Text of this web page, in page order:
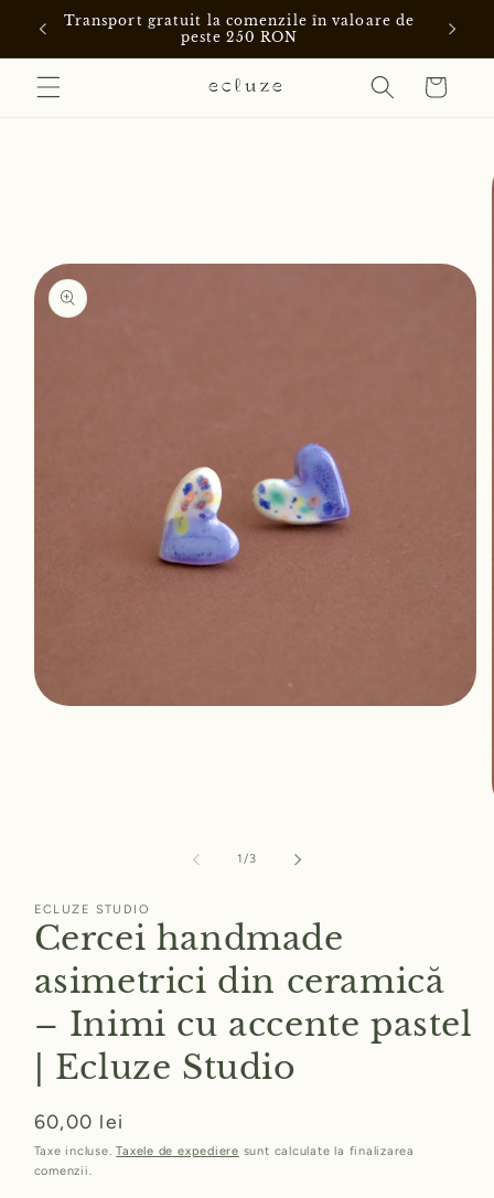
Salt la
conținut
Transport gratuit la comenzile în valoare de
peste 250 RON
Coș
1/din
3
ECLUZE STUDIO
Cercei handmade
asimetrici din ceramică
– Inimi cu accente pastel
| Ecluze Studio
Preț
obișnuit
60,00 lei
Taxe incluse.Taxele de expediere sunt calculate la finalizarea
comenzii.